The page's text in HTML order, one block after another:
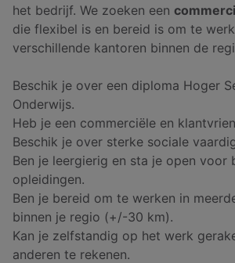
het bedrijf. We zoeken een
die flexibel is en bereid is om te
verschillende kantoren binnen de
Beschik je over een diploma Hoger
Onderwijs.
Heb je een commerciële en
Beschik je over sterke sociale
Ben je leergierig en sta je open voor
opleidingen.
Ben je bereid om te werken in
binnen je regio (+/-30 km).
Kan je zelfstandig op het werk
anderen te rekenen.